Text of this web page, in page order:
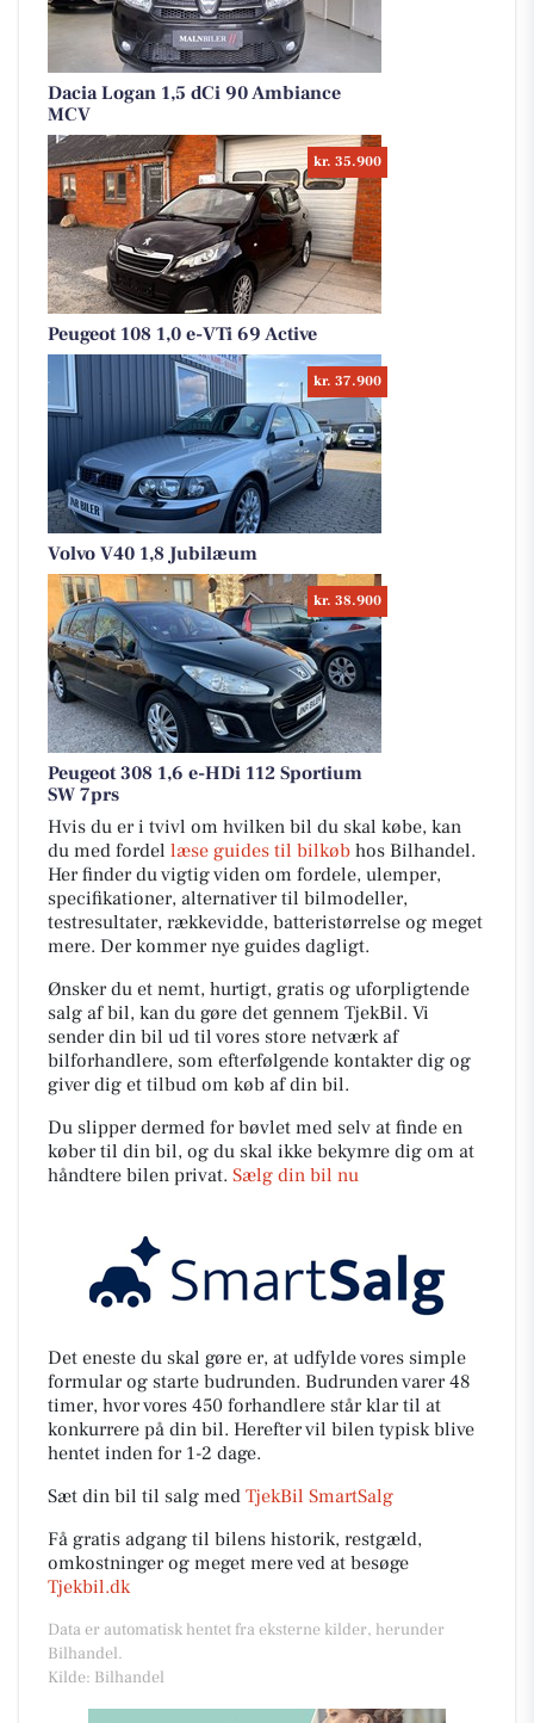
Dacia Logan 1,5 dCi 90 Ambiance
MCV
kr. 35.900
Peugeot 108 1,0 e-VTi 69 Active
kr. 37.900
Volvo V40 1,8 Jubilæum
kr. 38.900
Peugeot 308 1,6 e-HDi 112 Sportium
SW 7prs
Hvis du er i tvivl om hvilken bil du skal købe, kan
du med fordel læse guides til bilkøb hos Bilhandel.
Her finder du vigtig viden om fordele, ulemper,
specifikationer, alternativer til bilmodeller,
testresultater, rækkevidde, batteristørrelse og meget
mere. Der kommer nye guides dagligt.
Ønsker du et nemt, hurtigt, gratis og uforpligtende
salg af bil, kan du gøre det gennem TjekBil. Vi
sender din bil ud til vores store netværk af
bilforhandlere, som efterfølgende kontakter dig og
giver dig et tilbud om køb af din bil.
Du slipper dermed for bøvlet med selv at finde en
køber til din bil, og du skal ikke bekymre dig om at
håndtere bilen privat. Sælg din bil nu
Det eneste du skal gøre er, at udfylde vores simple
formular og starte budrunden. Budrunden varer 48
timer, hvor vores 450 forhandlere står klar til at
konkurrere på din bil. Herefter vil bilen typisk blive
hentet inden for 1-2 dage.
Sæt din bil til salg med TjekBil SmartSalg
Få gratis adgang til bilens historik, restgæld,
omkostninger og meget mere ved at besøge
Tjekbil.dk
Data er automatisk hentet fra eksterne kilder, herunder
Bilhandel.
Kilde: Bilhandel